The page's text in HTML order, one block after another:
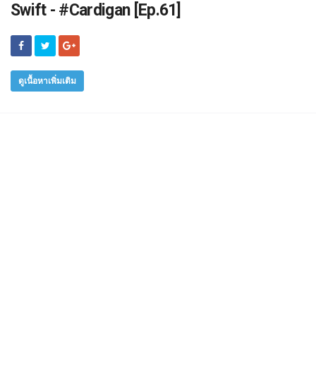
Swift - #Cardigan [Ep.61]
ดูเนื้อหาเพิ่มเติม